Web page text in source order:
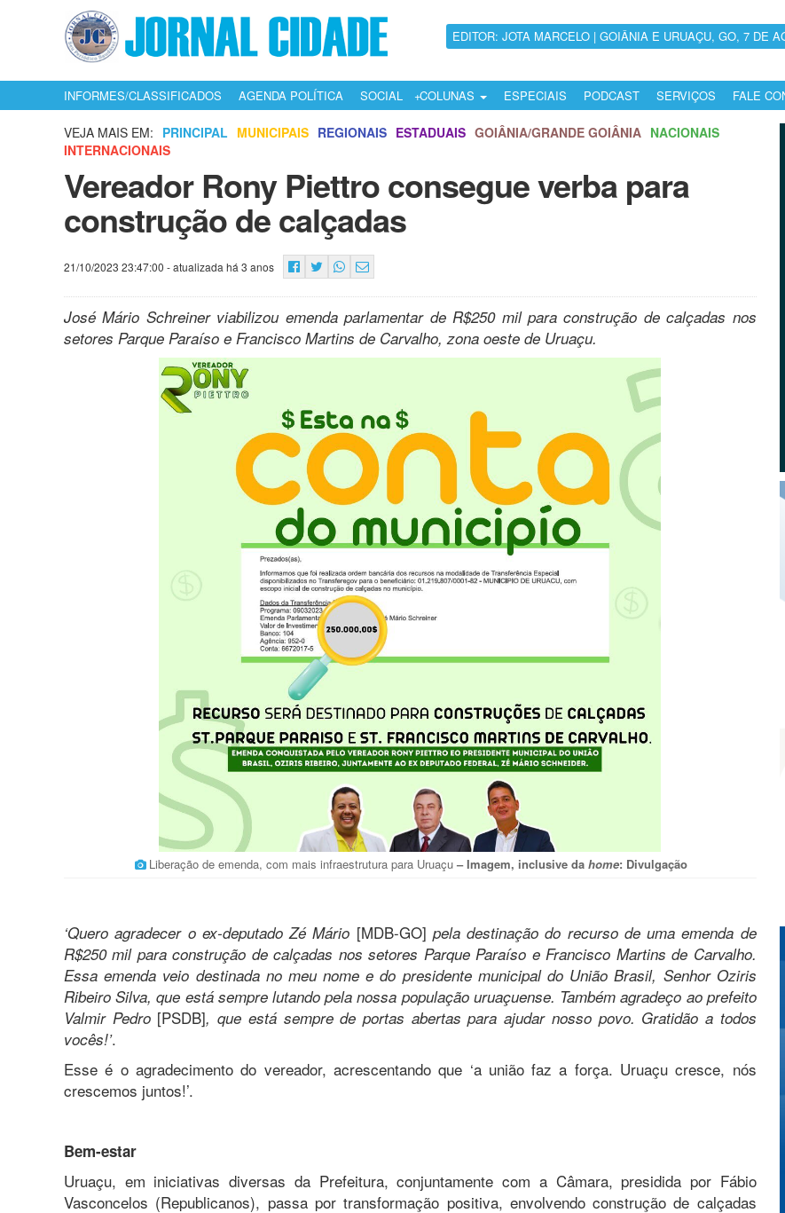
EDITOR: JOTA MARCELO | GOIÂNIA E URUAÇU, GO, 7 DE
INFORMES/CLASSIFICADOS AGENDA POLÍTICA SOCIAL COLUNAS ESPECIAIS PODCAST SERVIÇOS FALE
VEJA MAIS EM: PRINCIPAL MUNICIPAIS REGIONAIS ESTADUAIS GOIÂNIA/GRANDE GOIÂNIA NACIONAIS
INTERNACIONAIS
Vereador Rony Piettro consegue verba para
construção de calçadas
21/10/2023 23:47:00 - atualizada há 3 anos
José Mário Schreiner viabilizou emenda parlamentar de R$250 mil para construção de calçadas nos
setores Parque Paraíso e Francisco Martins de Carvalho, zona oeste de Uruaçu.
Liberação de emenda, com mais infraestrutura para Uruaçu– Imagem, inclusive dahome: Divulgação
‘Quero agradecer o ex-deputado Zé Mário [MDB-GO] pela destinação do recurso de uma emenda de
R$250 mil para construção de calçadas nos setores Parque Paraíso e Francisco Martins de Carvalho.
Essa emenda veio destinada no meu nome e do presidente municipal do União Brasil, Senhor Oziris
Ribeiro Silva, que está sempre lutando pela nossa população uruaçuense. Também agradeço ao prefeito
Valmir Pedro [PSDB], que está sempre de portas abertas para ajudar nosso povo. Gratidão a todos
vocês!’.
Esse é o agradecimento do vereador, acrescentando que ‘a união faz a força. Uruaçu cresce, nós
crescemos juntos!’.
Bem-estar
Uruaçu, em iniciativas diversas da Prefeitura, conjuntamente com a Câmara, presidida por Fábio
Vasconcelos (Republicanos), passa por transformação positiva, envolvendo construção de calçadas